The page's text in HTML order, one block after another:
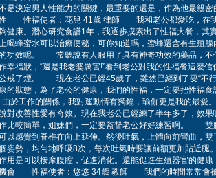
是決定男人性能力的關鍵，最重要的還是，作為他最親
福使者：花兒 41歲 律師 我和老公都愛吃，在我們
健康。潛心研究食譜1年，我逐步摸索出了性福大餐，其
喝蜂蜜水可以治療便秘，可你知道嗎，蜜蜂還含有生殖
功效呢。 常聽說有人服用了具有神奇功效的藥品，不
幸福狀，“還是我老婆厲害!”看到老公對我的性福餐這麼
戒了煙。 現在老公已經45歲了，雖然已經到了要“不
的狀態，為了老公的健康，我們的性福，一定要把
工作的關係，我對運動情有獨鐘，瑜伽更是我的最愛
對改善性愛有奇效。現在我老公已經練了半年多了，效果
比較簡單，姐妹們，一定要監督老公好好練習啊。 雙
以感覺到脊椎在向上延伸。然後吐氣，上體向前彎曲，
姿勢，均勻地呼吸8次，每次吐氣時要讓前額更加貼近腿
用是可以按摩腹腔，促進消化。還能促進生殖器官的
機會 性福使者：悠悠 34歲 教師 我們的時間常常會被